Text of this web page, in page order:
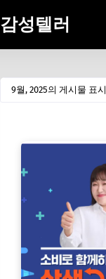
감성텔러
9월, 2025의 게시물 표시